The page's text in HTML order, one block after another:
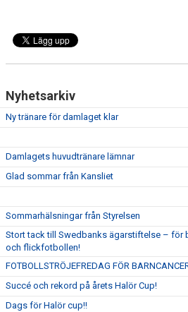
Nyhetsarkiv
Ny tränare för damlaget klar
Damlagets huvudtränare lämnar
Glad sommar från Kansliet
Sommarhälsningar från Styrelsen
Stort tack till Swedbanks ägarstiftelse – för
och flickfotbollen!
FOTBOLLSTRÖJEFREDAG FÖR
Succé och rekord på årets Halör Cup!
Dags för Halör cup!!